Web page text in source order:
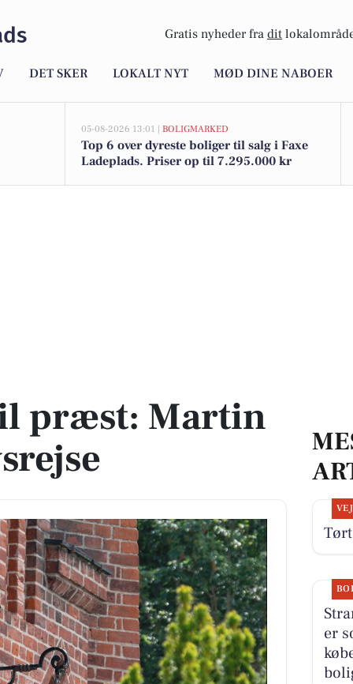
Gratis nyheder fra dit
DET SKER LOKALT NYT MØD DINE NABOER
05-08-2026 13:01 | BOLIGMARKED
Top 6 over dyreste boliger til salg i Faxe
Ladeplads. Priser op til 7.295.000 kr
præst: Martin
er